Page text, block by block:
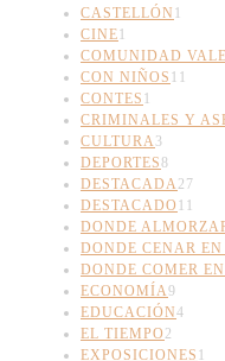
CASTELLÓN 1
CINE1
COMUNIDAD
CON NIÑOS 11
CONTES 1
CRIMINALES Y
CULTURA3
DEPORTES8
DESTACADA27
DESTACADO 11
DONDE
DONDE CENAR
DONDE COMER
ECONOMÍA9
EDUCACIÓN4
EL TIEMPO 2
EXPOSICIONES 1